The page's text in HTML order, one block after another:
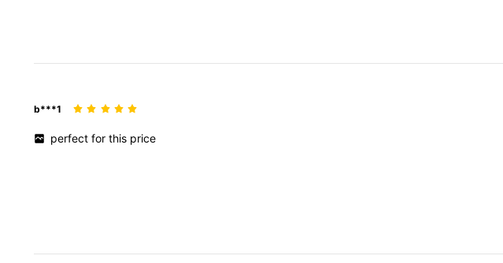
b***1
perfectforthis price